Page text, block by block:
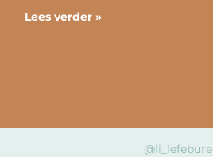
Lees verder »
@li_lefebure